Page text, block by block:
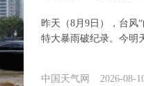
昨天（8月9日），台风
特大暴雨破纪录。今明
中国天气网 2026-08-